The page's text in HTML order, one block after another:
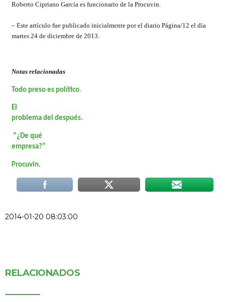
Roberto Cipriano García es funcionario de la Procuvin.
– Este artículo fue publicado inicialmente por el diario Página/12 el día
martes 24 de diciembre de 2013.
Notas relacionadas
Todo preso es político.
El
problema del después.
“¿De qué
empresa?”
Procuvin.
2014-01-20 08:03:00
RELACIONADOS